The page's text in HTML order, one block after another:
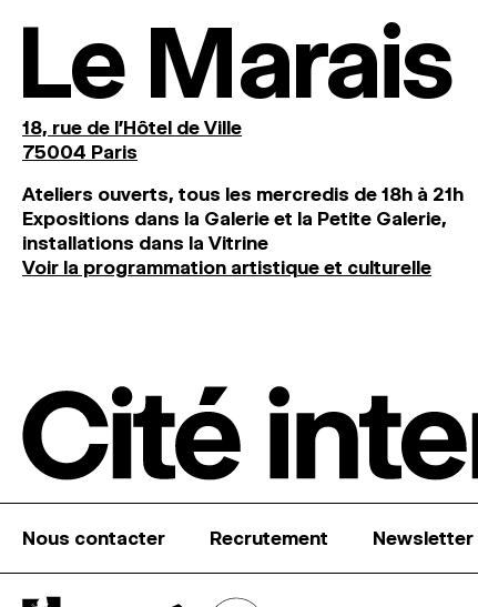
Le Marais
18, rue de l'Hôtel de Ville
75004 Paris
Ateliers ouverts, tous les mercredis de 18h à 21h
Expositions dans la Galerie et la Petite Galerie,
installations dans la Vitrine
Voir la programmation artistique et culturelle
Nous contacter Recrutement Newsletter